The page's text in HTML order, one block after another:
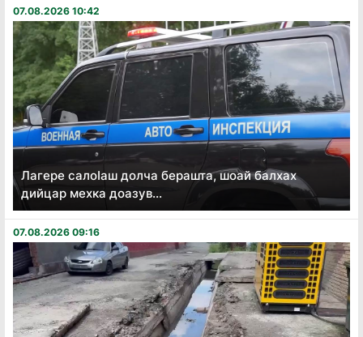
07.08.2026 10:42
Лагере салоӏаш долча берашта, шоай балхах
дийцар мехка доазув...
07.08.2026 09:16